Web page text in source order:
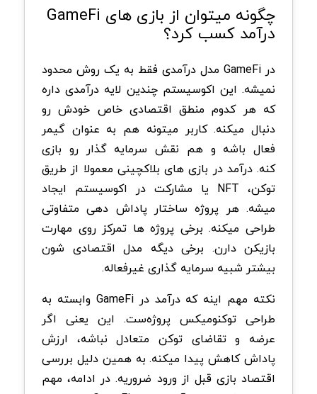
چگونه میتوان از بازی های GameFi
درآمد کسب کرد؟
در GameFi مدل درآمدی فقط به یک روش محدود
نمیشه. این اکوسیستم چندین لایه درآمدی داره
که هر کدوم منطق اقتصادی خاص خودش رو
دنبال میکنه. کاربر میتونه هم به عنوان گیمر
فعال باشه و هم نقش سرمایه گذار رو بازی
کنه.درآمد در بازی های بلاکچینی معمولا از طریق
توکن، NFT یا مشارکت در اکوسیستم ایجاد
میشه. هر پروژه ساختار پاداش دهی متفاوتی
طراحی میکنه. برخی پروژه ها تمرکز روی مهارت
بازیکن دارن. برخی دیگه مدل اقتصادی شون
بیشتر شبیه سرمایه گذاری غیرفعاله.
نکته مهم اینه که درآمد در GameFi وابسته به
طراحی توکنومیکس پروژه‌ست. این یعنی اگر
عرضه و تقاضای توکن متعادل نباشه، ارزش
پاداش کاهش پیدا میکنه. به همین دلیل بررسی
اقتصاد بازی قبل از ورود ضروریه. در ادامه، مهم